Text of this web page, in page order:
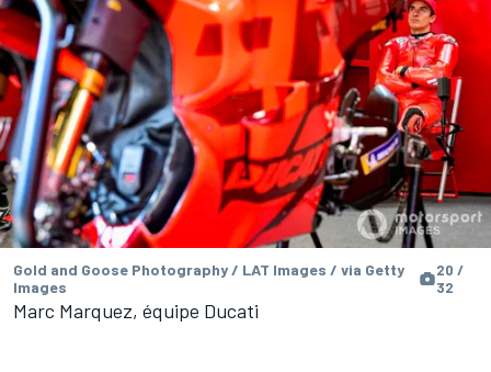
Gold and Goose Photography / LAT Images / via Getty
Images
20 /
32
Marc Marquez, équipe Ducati